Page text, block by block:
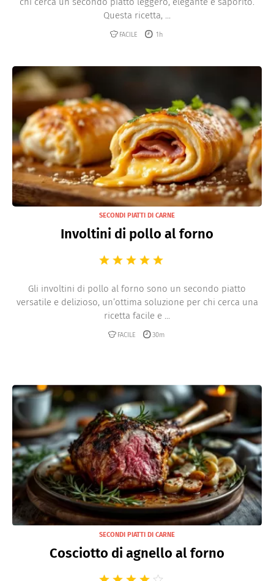
Questa ricetta, ...
FACILE 1h
SECONDI PIATTI DI CARNE
Involtini di pollo al forno
Gli involtini di pollo al forno sono un secondo piatto
versatile e delizioso, un’ottima soluzione per chi cerca una
ricetta facile e ...
FACILE 30m
SECONDI PIATTI DI CARNE
Cosciotto di agnello al forno